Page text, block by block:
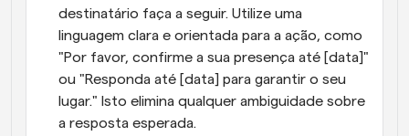
destinatário faça a seguir. Utilize uma
linguagem clara e orientada para a ação, como
"Por favor, confirme a sua presença até [data]"
ou "Responda até [data] para garantir o seu
lugar." Isto elimina qualquer ambiguidade sobre
a resposta esperada.